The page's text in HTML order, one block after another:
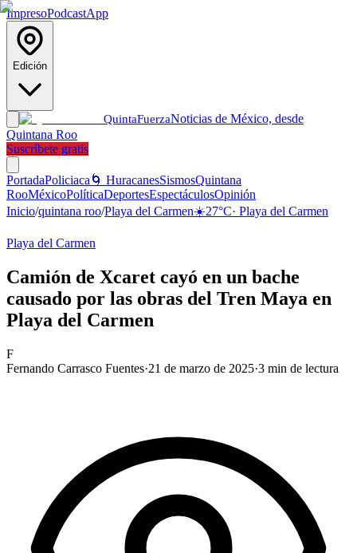
ImpresoPodcastApp
Edición
QuintaFuerzaNoticias de México, desde
Quintana Roo
Suscríbete gratis
PortadaPoliciaca 🌀 HuracanesSismosQuintana
RooMéxicoPolíticaDeportesEspectáculosOpinión
Inicio/quintana roo/Playa del Carmen☀️27°C· Playa del Carmen
Playa del Carmen
Camión de Xcaret cayó en un bache
causado por las obras del Tren Maya en
Playa del Carmen
F
Fernando Carrasco Fuentes·21 de marzo de 2025·3 min de lectura